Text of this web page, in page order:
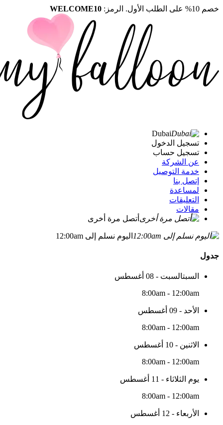
خصم 10% على الطلب الأول. الرمز: WELCOME10
Dubai
تسجيل الدخول
تسجيل حساب
عن الشركة
خدمة التوصيل
إتصل بنا
لمساعدة
التعليقات
مقالات
أتصل مرة أخرى
اليوم نسلم إلى 12:00am
جدول
السبتالسبت - 08 أغسطس
8:00am - 12:00am
الأحد - 09 أغسطس
8:00am - 12:00am
الاثنين - 10 أغسطس
8:00am - 12:00am
يوم الثلاثاء - 11 أغسطس
8:00am - 12:00am
الأربعاء - 12 أغسطس